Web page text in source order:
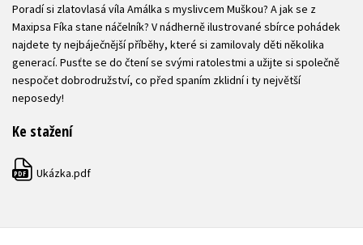
Poradí si zlatovlasá víla Amálka s myslivcem Muškou? A jak se z
Maxipsa Fíka stane náčelník? V nádherně ilustrované sbírce pohádek
najdete ty nejbáječnější příběhy, které si zamilovaly děti několika
generací. Pusťte se do čtení se svými ratolestmi a užijte si společně
nespočet dobrodružství, co před spaním zklidní i ty největší
neposedy!
Ke stažení
PDF Ukázka.pdf